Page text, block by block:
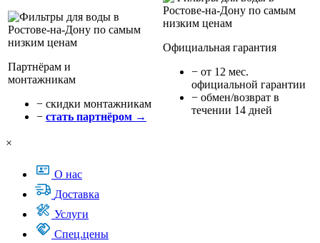
Партнёрам и
монтажникам
− cкидки монтажникам
− стать партнёром →
Официальная гарантия
− от 12 мес.
официальной гарантии
− обмен/возврат в
течении 14 дней
×
О нас
Доставка
Услуги
Спец.цены